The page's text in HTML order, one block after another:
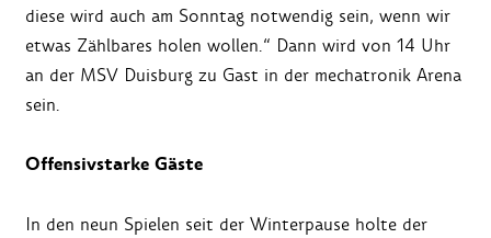
diese wird auch am Sonntag notwendig sein, wenn wir
etwas Zählbares holen wollen.“ Dann wird von 14 Uhr
an der MSV Duisburg zu Gast in der mechatronik Arena
sein.
Offensivstarke Gäste
In den neun Spielen seit der Winterpause holte der